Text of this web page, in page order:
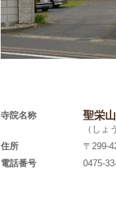
寺院名称 聖栄
（しょ
住所
〒299-
電話番号
0475-